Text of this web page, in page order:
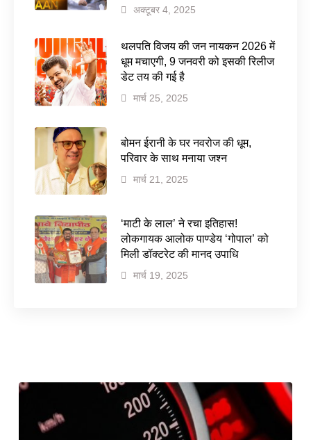
अक्टूबर 4, 2025
थलपति विजय की जन नायकन 2026 में
धूम मचाएगी, 9 जनवरी को इसकी रिलीज
डेट तय की गई है
मार्च 25, 2025
बोमन ईरानी के घर नवरोज की धूम,
परिवार के साथ मनाया जश्न
मार्च 21, 2025
‘माटी के लाल’ ने रचा इतिहास!
लोकगायक आलोक पाण्डेय ‘गोपाल’ को
मिली डॉक्टरेट की मानद उपाधि
मार्च 19, 2025